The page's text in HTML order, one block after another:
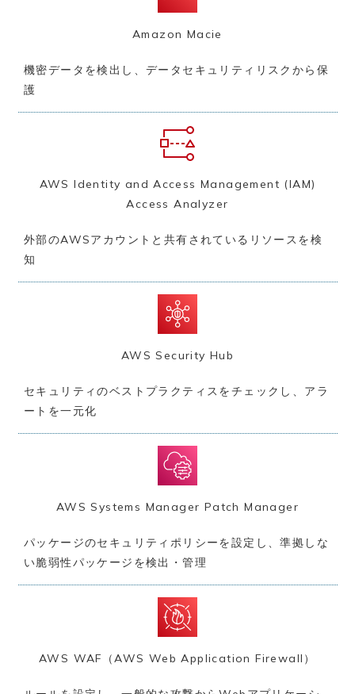
Amazon Macie
機密データを検出し、データセキュリティリスクから保
護
AWS Identity and Access Management (IAM)
Access Analyzer
外部のAWSアカウントと共有されているリソースを検
知
AWS Security Hub
セキュリティのベストプラクティスをチェックし、アラ
ートを一元化
AWS Systems Manager Patch Manager
パッケージのセキュリティポリシーを設定し、準拠しな
い脆弱性パッケージを検出・管理
AWS WAF（AWS Web Application Firewall）